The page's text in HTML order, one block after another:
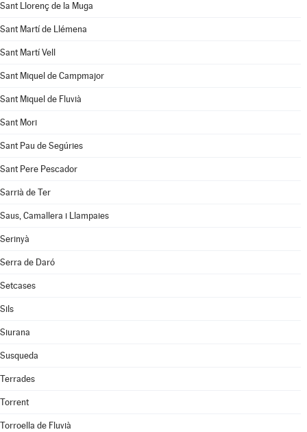
Sant Llorenç de la Muga
Sant Martí de Llémena
Sant Martí Vell
Sant Miquel de Campmajor
Sant Miquel de Fluvià
Sant Mori
Sant Pau de Segúries
Sant Pere Pescador
Sarrià de Ter
Saus, Camallera i Llampaies
Serinyà
Serra de Daró
Setcases
Sils
Siurana
Susqueda
Terrades
Torrent
Torroella de Fluvià